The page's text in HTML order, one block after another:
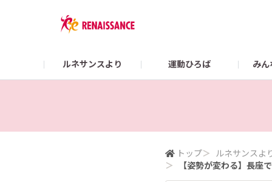
ルネサンスより 運動ひろば み
オンラインショップ
トップ＞ ルネサンスよ
＞
【姿勢が変わる】長座